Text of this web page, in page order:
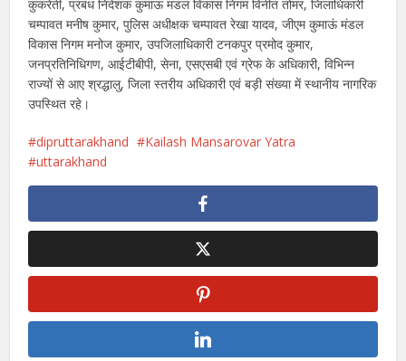
कुकरेती, प्रबंध निदेशक कुमाऊं मंडल विकास निगम विनीत तोमर, जिलाधिकारी
चम्पावत मनीष कुमार, पुलिस अधीक्षक चम्पावत रेखा यादव, जीएम कुमाऊं मंडल
विकास निगम मनोज कुमार, उपजिलाधिकारी टनकपुर प्रमोद कुमार,
जनप्रतिनिधिगण, आईटीबीपी, सेना, एसएसबी एवं ग्रेफ के अधिकारी, विभिन्न
राज्यों से आए श्रद्धालु, जिला स्तरीय अधिकारी एवं बड़ी संख्या में स्थानीय नागरिक
उपस्थित रहे।
dipruttarakhand
Kailash Mansarovar Yatra
uttarakhand